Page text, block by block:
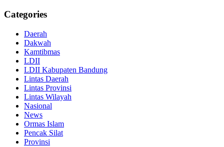
Categories
Daerah
Dakwah
Kamtibmas
LDII
LDII Kabupaten Bandung
Lintas Daerah
Lintas Provinsi
Lintas Wilayah
Nasional
News
Ormas Islam
Pencak Silat
Provinsi